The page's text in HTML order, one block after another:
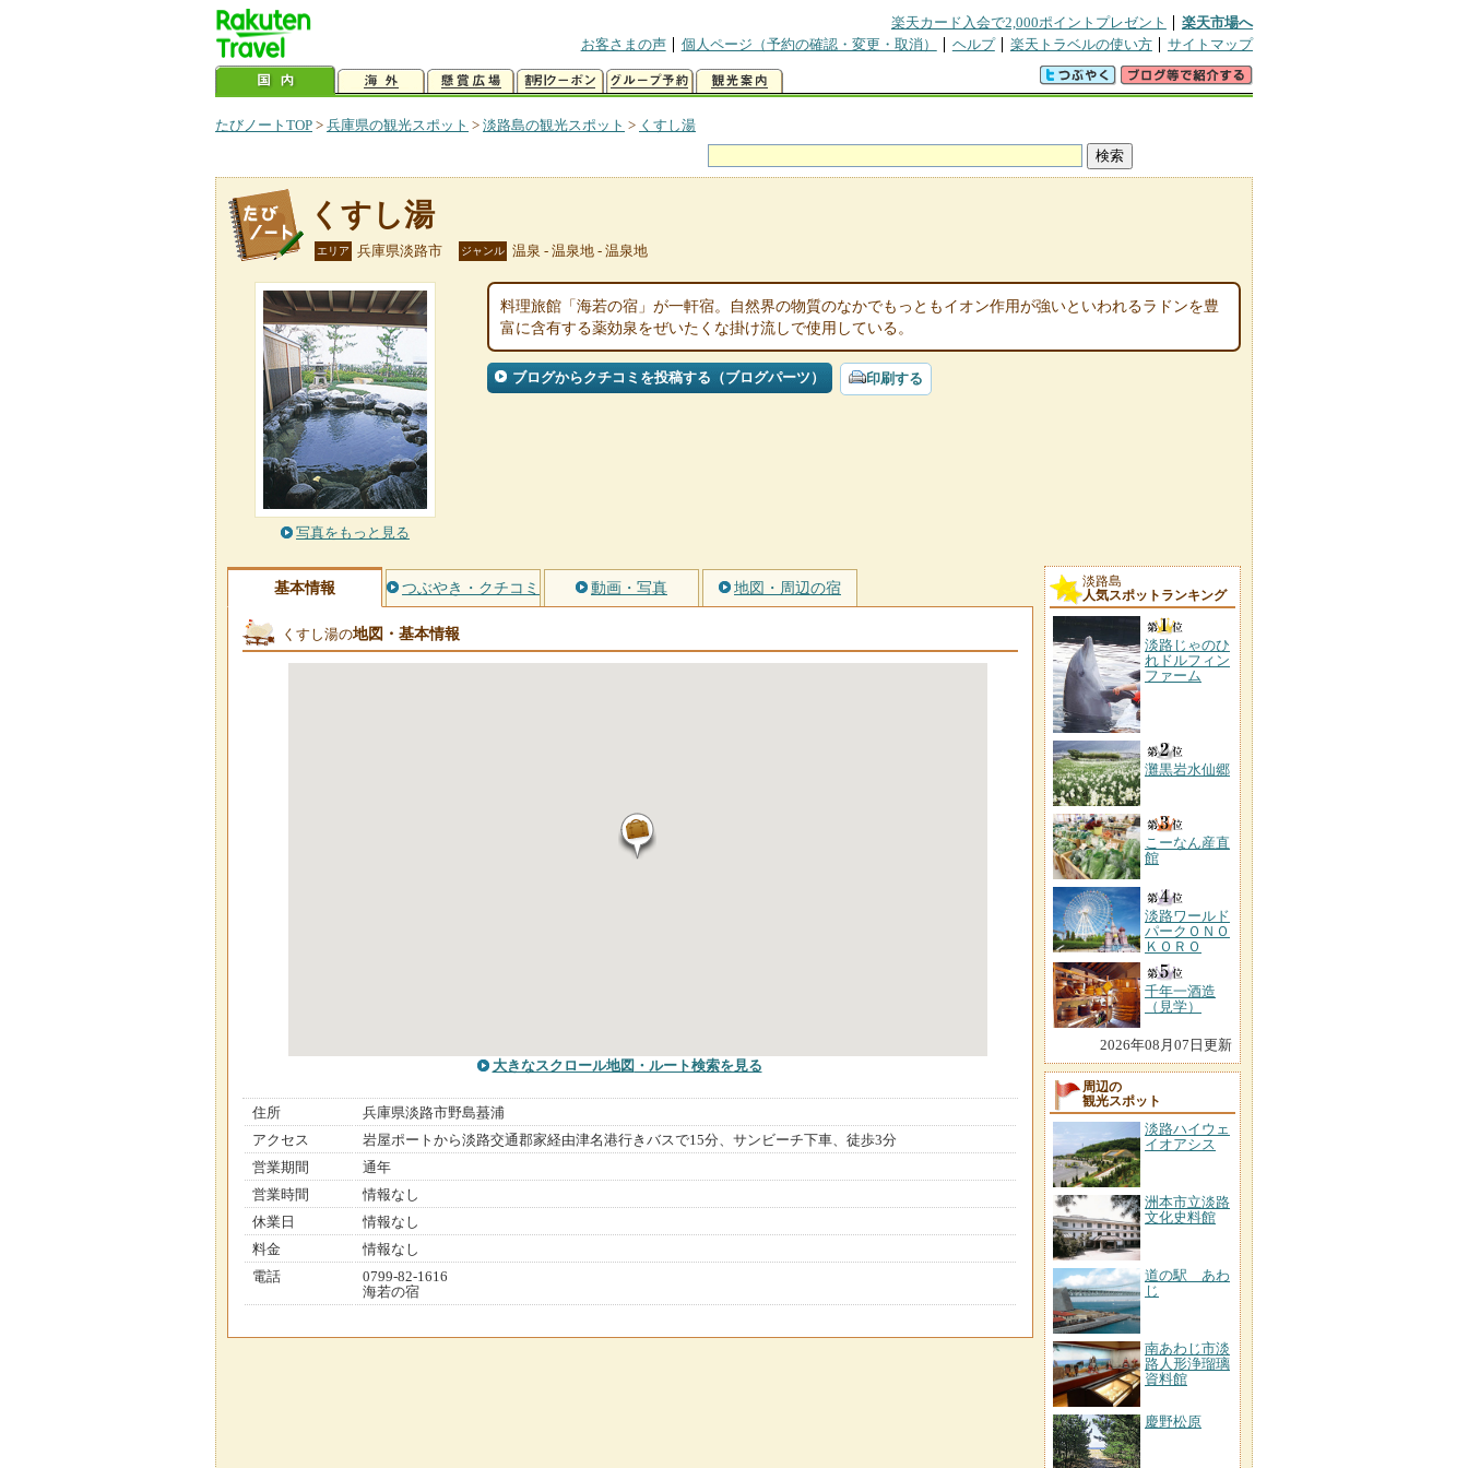
楽天カード入会で2,000ポイントプレゼント
楽天市場へ
お客さまの声
個人ページ（予約の確認・変更・取消） ヘルプ 楽天トラベルの使い方 サイトマップ
たびノートTOP > 兵庫県の観光スポット > 淡路島の観光スポット > くすし湯
くすし湯
エリア 兵庫県淡路市 ジャンル 温泉 - 温泉地 - 温泉地
写真をもっと見る
料理旅館「海若の宿」が一軒宿。自然界の物質のなかでもっともイオン作用が強いといわれるラドンを豊
富に含有する薬効泉をぜいたくな掛け流しで使用している。
ブログからクチコミを投稿する（ブログパーツ） 印刷する
基本情報 つぶやき・クチコミ 動画・写真 地図・周辺の宿
くすし湯の地図・基本情報
大きなスクロール地図 ・ルート検索を見る
住所
兵庫県淡路市野島蟇浦
アクセス
岩屋ポートから淡路交通郡家経由津名港行きバスで15分、サンビーチ下車、徒歩3分
営業期間
通年
営業時間
情報なし
休業日
情報なし
料金
情報なし
電話
0799-82-1616
海若の宿
淡路島
人気スポットランキング
淡路じゃのひ
れドルフィン
ファーム
灘黒岩水仙郷
こーなん産直
館
淡路ワールド
パークＯＮＯ
ＫＯＲＯ
千年一酒造
（見学）
2026年08月07日更新
周辺の
観光スポット
淡路ハイウェ
イオアシス
洲本市立淡路
文化史料館
道の駅 あわ
じ
南あわじ市淡
路人形浄瑠璃
資料館
慶野松原